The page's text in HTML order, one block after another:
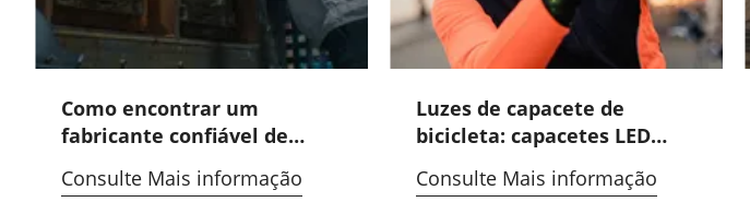
Como encontrar um
fabricante confiável de
serviço OEM?
Consulte Mais informação
Luzes de capacete de
bicicleta: capacetes LED
Consulte Mais informação